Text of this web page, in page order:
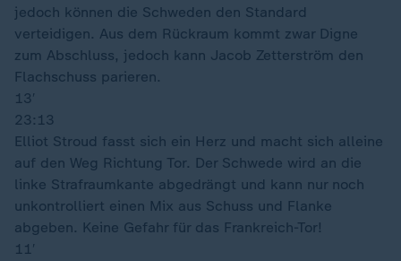
jedoch können die Schweden den Standard
verteidigen. Aus dem Rückraum kommt zwar Digne
zum Abschluss, jedoch kann Jacob Zetterström den
Flachschuss parieren.
13′
23:13
Elliot Stroud fasst sich ein Herz und macht sich alleine
auf den Weg Richtung Tor. Der Schwede wird an die
linke Strafraumkante abgedrängt und kann nur noch
unkontrolliert einen Mix aus Schuss und Flanke
abgeben. Keine Gefahr für das Frankreich-Tor!
11′